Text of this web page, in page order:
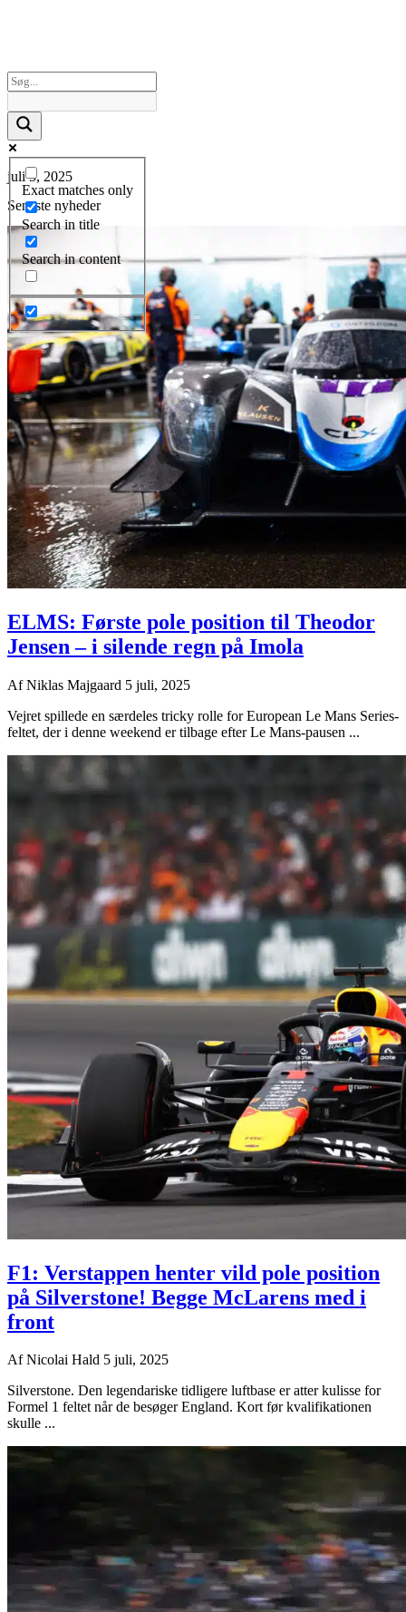
Exact matches only
Search in title
Search in content
juli 5, 2025
Seneste nyheder
ELMS: Første pole position til Theodor
Jensen – i silende regn på Imola
AfNiklas Majgaard 5 juli, 2025
Vejret spillede en særdeles tricky rolle for European Le Mans Series-
feltet, der i denne weekend er tilbage efter Le Mans-pausen ...
F1: Verstappen henter vild pole position
på Silverstone! Begge McLarens med i
front
AfNicolai Hald 5 juli, 2025
Silverstone. Den legendariske tidligere luftbase er atter kulisse for
Formel 1 feltet når de besøger England. Kort før kvalifikationen
skulle ...